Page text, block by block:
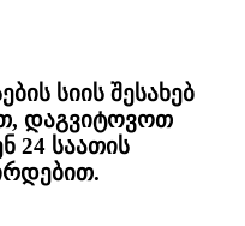
სიის შესახებ
დაგვიტოვოთ
24 საათის